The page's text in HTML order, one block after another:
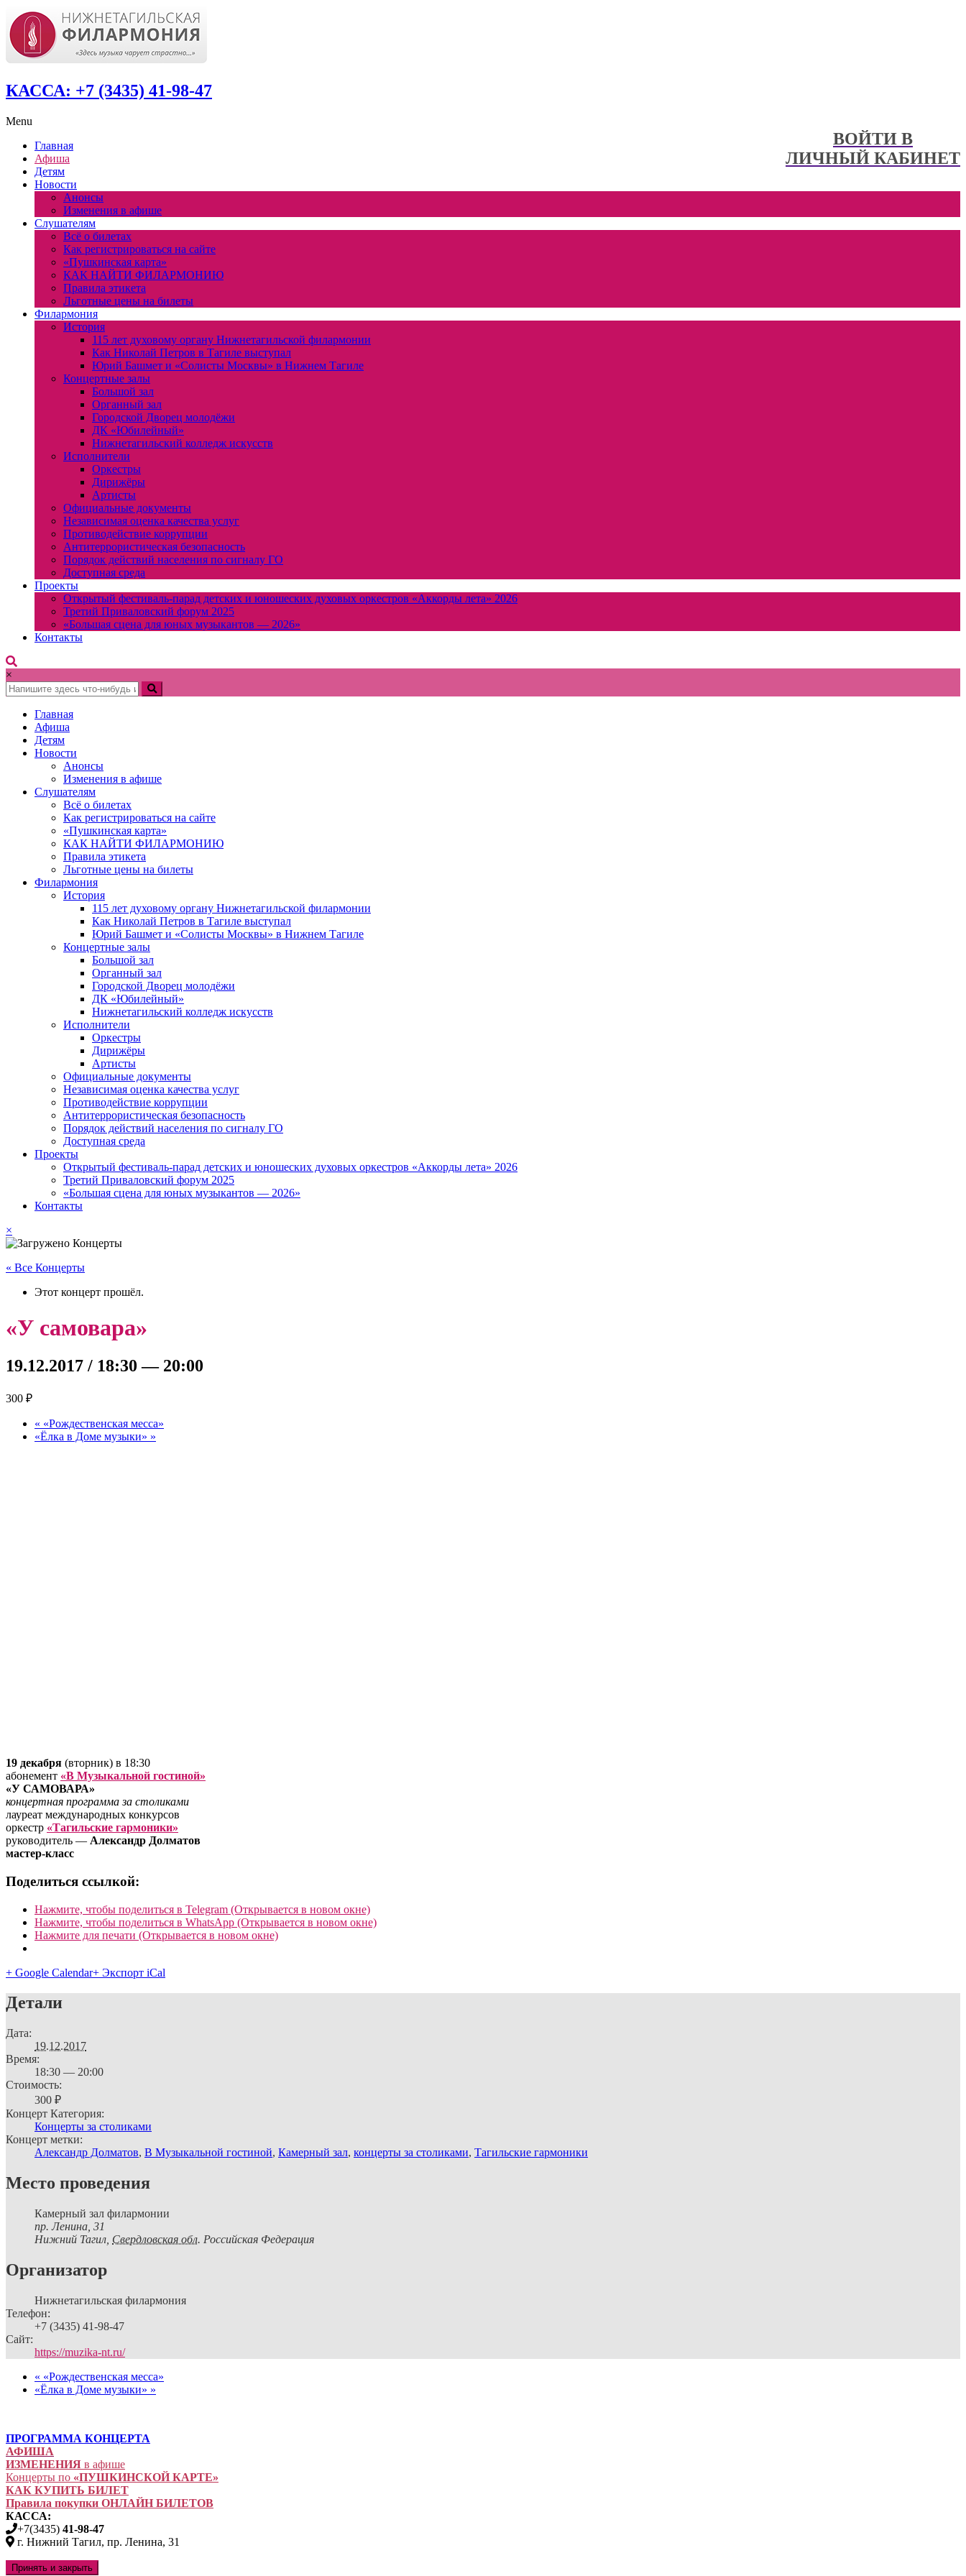
КАССА: +7 (3435) 41-98-47
ВОЙТИ В
ЛИЧНЫЙ КАБИНЕТ
Menu
Главная
Афиша
Детям
Новости
Анонсы
Изменения в афише
Слушателям
Всё о билетах
Как регистрироваться на сайте
«Пушкинская карта»
КАК НАЙТИ ФИЛАРМОНИЮ
Правила этикета
Льготные цены на билеты
Филармония
История
115 лет духовому органу Нижнетагильской филармонии
Как Николай Петров в Тагиле выступал
Юрий Башмет и «Солисты Москвы» в Нижнем Тагиле
Концертные залы
Большой зал
Органный зал
Городской Дворец молодёжи
ДК «Юбилейный»
Нижнетагильский колледж искусств
Исполнители
Оркестры
Дирижёры
Артисты
Официальные документы
Независимая оценка качества услуг
Противодействие коррупции
Антитеррористическая безопасность
Порядок действий населения по сигналу ГО
Доступная среда
Проекты
Открытый фестиваль-парад детских и юношеских духовых оркестров «Аккорды лета» 2026
Третий Приваловский форум 2025
«Большая сцена для юных музыкантов — 2026»
Контакты
×
Главная
Афиша
Детям
Новости
Анонсы
Изменения в афише
Слушателям
Всё о билетах
Как регистрироваться на сайте
«Пушкинская карта»
КАК НАЙТИ ФИЛАРМОНИЮ
Правила этикета
Льготные цены на билеты
Филармония
История
115 лет духовому органу Нижнетагильской филармонии
Как Николай Петров в Тагиле выступал
Юрий Башмет и «Солисты Москвы» в Нижнем Тагиле
Концертные залы
Большой зал
Органный зал
Городской Дворец молодёжи
ДК «Юбилейный»
Нижнетагильский колледж искусств
Исполнители
Оркестры
Дирижёры
Артисты
Официальные документы
Независимая оценка качества услуг
Противодействие коррупции
Антитеррористическая безопасность
Порядок действий населения по сигналу ГО
Доступная среда
Проекты
Открытый фестиваль-парад детских и юношеских духовых оркестров «Аккорды лета» 2026
Третий Приваловский форум 2025
«Большая сцена для юных музыкантов — 2026»
Контакты
×
« Все Концерты
Этот концерт прошёл.
«У самовара»
19.12.2017 / 18:30 — 20:00
300 ₽
« «Рождественская месса»
«Ёлка в Доме музыки» »
19 декабря (вторник) в 18:30
абонемент «В Музыкальной гостиной»
«У САМОВАРА»
концертная программа за столиками
лауреат международных конкурсов
оркестр «Тагильские гармоники»
руководитель — Александр Долматов
мастер-класс
Поделиться ссылкой:
Нажмите, чтобы поделиться в Telegram (Открывается в новом окне)
Нажмите, чтобы поделиться в WhatsApp (Открывается в новом окне)
Нажмите для печати (Открывается в новом окне)
+ Google Calendar+ Экспорт iCal
Детали
Дата:
19.12.2017
Время:
18:30 — 20:00
Стоимость:
300 ₽
Концерт Категория:
Концерты за столиками
Концерт метки:
Александр Долматов, В Музыкальной гостиной, Камерный зал, концерты за столиками, Тагильские гармоники
Место проведения
Камерный зал филармонии
пр. Ленина, 31
Нижний Тагил Свердловская обл. Российская Федерация
Организатор
Нижнетагильская филармония
Телефон:
+7 (3435) 41-98-47
Сайт:
https://muzika-nt.ru/
« «Рождественская месса»
«Ёлка в Доме музыки» »
ПРОГРАММА КОНЦЕРТА
АФИША
ИЗМЕНЕНИЯ в афише
Концерты по «ПУШКИНСКОЙ КАРТЕ»
КАК КУПИТЬ БИЛЕТ
Правила покупки ОНЛАЙН БИЛЕТОВ
КАССА:
+7(3435) 41-98-47
г. Нижний Тагил, пр. Ленина, 31